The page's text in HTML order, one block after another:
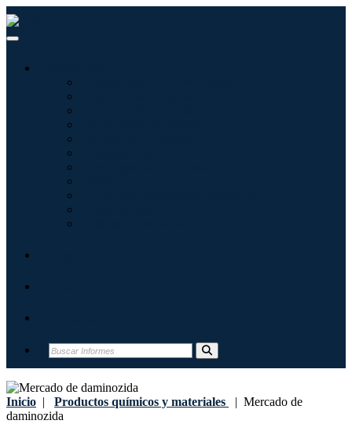
Inicio | Productos químicos y materiales | Mercado de
daminozida